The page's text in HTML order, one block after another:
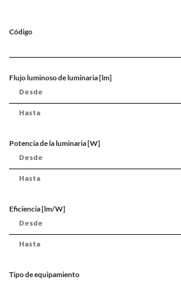
Código
Flujo luminoso de luminaria [lm]
Potencia de la luminaria [W]
Eficiencia [lm/W]
Tipo de equipamiento